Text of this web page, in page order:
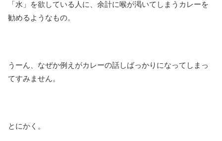
「水」を欲している人に、余計に喉が渇いてしまうカレーを
勧めるようなもの。
うーん、なぜか例えがカレーの話しばっかりになってしまっ
てすみません。
とにかく。